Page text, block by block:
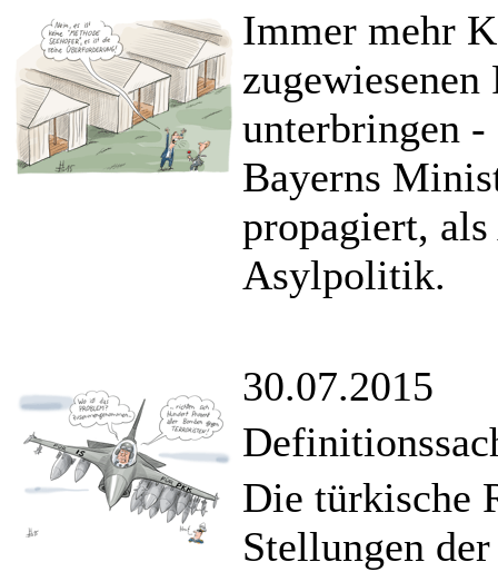
Immer mehr
unterbringen
Bayerns
propagiert, als
Asylpolitik.
30.07.2015
Die türkische
Stellungen